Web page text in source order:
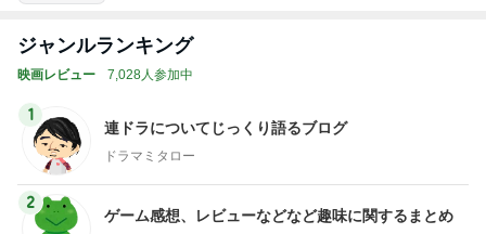
ジャンルランキング
映画レビュー 7,028人参加中
1
連ドラについてじっくり語るブログ
ドラマミタロー
2
ゲーム感想、レビューなどなど趣味に関するまとめ